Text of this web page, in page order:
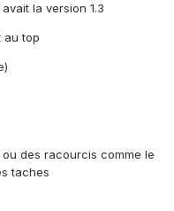
la version 1.3
au top
des racourcis comme le
taches